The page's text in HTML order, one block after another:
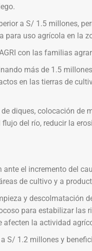
a S/ 1.5 millones,
para uso agrícola en la
con las familias
más de 1.5
en las tierras de
diques, colocación de
del río, reducir la
el incremento del
de cultivo y a
y descolmatación
para estabilizar las
afecten la actividad
S/ 1.2 millones y